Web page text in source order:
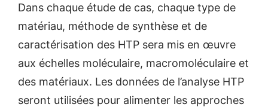
Dans chaque étude de cas, chaque type de
matériau, méthode de synthèse et de
caractérisation des HTP sera mis en œuvre
aux échelles moléculaire, macromoléculaire et
des matériaux. Les données de l’analyse HTP
seront utilisées pour alimenter les approches